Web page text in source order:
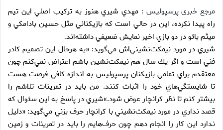
مرجع خبری پرسپولیس : مهدي شيري هنوز به تركيب اصلي اين تيم
راه پيدا نكرده، اين در حالي است كه بازيكناني مثل حسين بادامكي و
ميثم بائو در دو بازي اخير نمايش ضعيفي داشته‌اند.
شيري در مورد نيمكت‌نشيني‌اش مي‌گويد: «به هرحال اين تصميم كادر
فني است و اگر يك سال هم نيمكت‌نشين باشم اعتراض نمي‌كنم چون
معتقدم براي تمامي بازيكنان پرسپوليس به اندازه كافي فرصت هست
تا شايستگي‌هاي خود را اثبات كنند. من بايد در تمرينات تلاشم را
بيشتر كنم تا نظر كرانچار عوض شود.»شيري در پاسخ به اين سئوال كه
قصد نداري در مورد نيمكت‌نشيني با كرانچار حرف بزني مي‌گويد: «دليل
ندارد اين كار را انجام دهم چون حرف‌هايم را بايد در تمرينات و زمين